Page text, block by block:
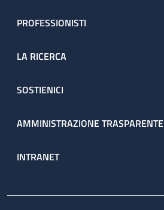
PROFESSIONISTI
LA RICERCA
SOSTIENICI
AMMINISTRAZIONE TRASPARENTE
INTRANET